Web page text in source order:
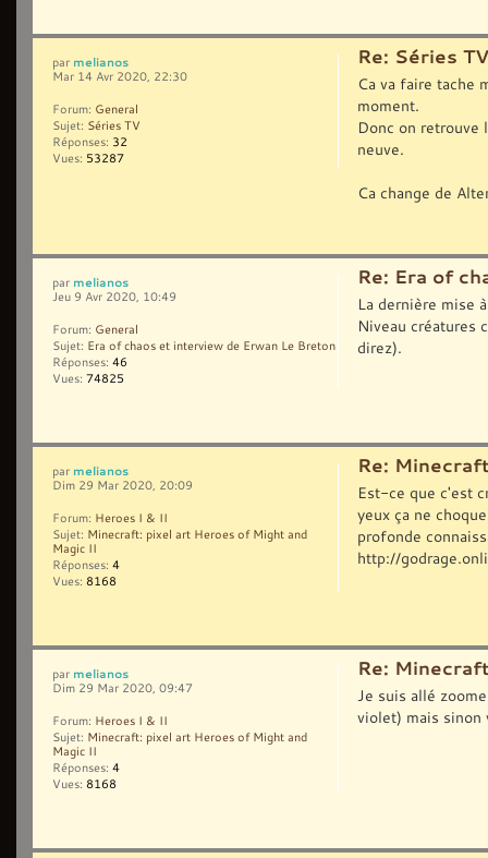
Re: Séries TV
Ca va faire tache
moment.
Donc on retrouve
neuve.
Ca change de
par melianos
Mar 14 Avr 2020, 22:30
Forum: General
Sujet: Séries TV
Réponses: 32
Vues: 53287
Re: Era of
La dernière mise
Niveau créatures
direz).
par melianos
Jeu 9 Avr 2020, 10:49
Forum: General
Sujet: Era of chaos et interview de Erwan Le Breton
Réponses: 46
Vues: 74825
Re:
Est-ce que c'est
yeux ça ne
profonde
http://
par melianos
Dim 29 Mar 2020, 20:09
Forum: Heroes I & II
Sujet: Minecraft: pixel art Heroes of Might and
Magic II
Réponses: 4
Vues: 8168
Re:
Je suis allé
violet) mais
par melianos
Dim 29 Mar 2020, 09:47
Forum: Heroes I & II
Sujet: Minecraft: pixel art Heroes of Might and
Magic II
Réponses: 4
Vues: 8168